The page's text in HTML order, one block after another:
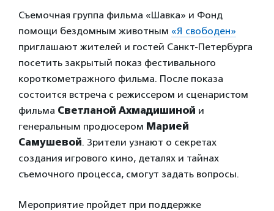
Съемочная группа фильма «Шавка» и Фонд
помощи бездомным животным «Я свободен»
приглашают жителей и гостей Санкт-Петербурга
посетить закрытый показ фестивального
короткометражного фильма. После показа
состоится встреча с режиссером и сценаристом
фильма Светланой Ахмадишиной и
генеральным продюсером Марией
Самушевой. Зрители узнают о секретах
создания игрового кино, деталях и тайнах
съемочного процесса, смогут задать вопросы.
Мероприятие пройдет при поддержке